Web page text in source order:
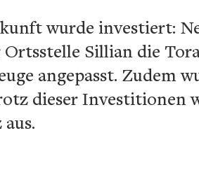
wurde investiert:
Sillian die
angepasst. Zudem
dieser Investitionen